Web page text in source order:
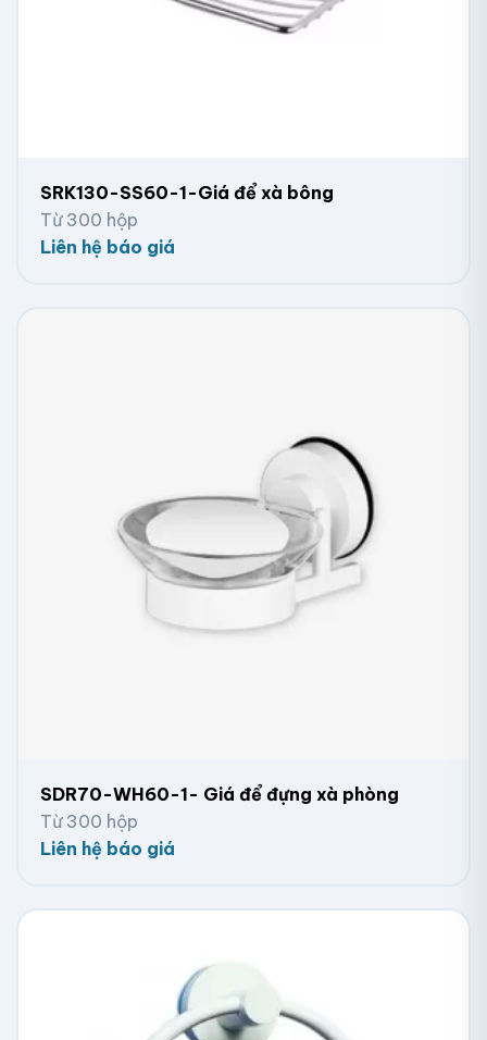
SRK130-SS60-1-Giá để xà bông
Từ 300 hộp
Liên hệ báo giá
SDR70-WH60-1- Giá để đựng xà phòng
Từ 300 hộp
Liên hệ báo giá